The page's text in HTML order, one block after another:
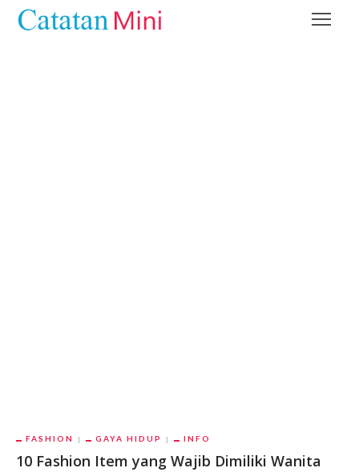
FASHION GAYA HIDUP INFO
10 Fashion Item yang Wajib Dimiliki Wanita